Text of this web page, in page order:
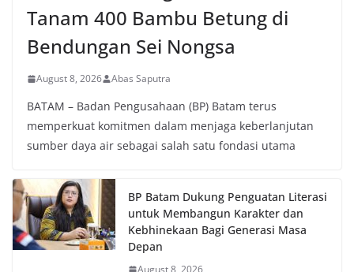
Tanam 400 Bambu Betung di
Bendungan Sei Nongsa
August 8, 2026 Abas Saputra
BATAM – Badan Pengusahaan (BP) Batam terus
memperkuat komitmen dalam menjaga keberlanjutan
sumber daya air sebagai salah satu fondasi utama
BP Batam Dukung Penguatan Literasi
untuk Membangun Karakter dan
Kebhinekaan Bagi Generasi Masa
Depan